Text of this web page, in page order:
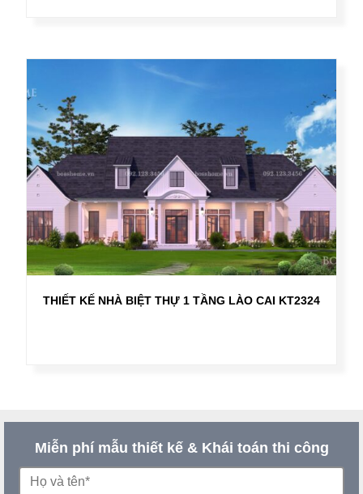
THIẾT KẾ NHÀ BIỆT THỰ 1 TẦNG LÀO CAI KT2324
Miễn phí mẫu thiết kế & Khái toán thi công